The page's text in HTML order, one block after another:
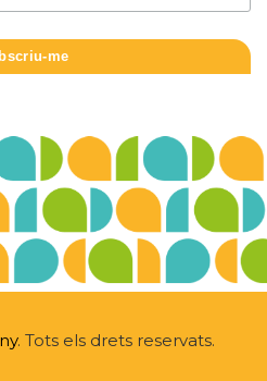
. Tots els drets reservats.